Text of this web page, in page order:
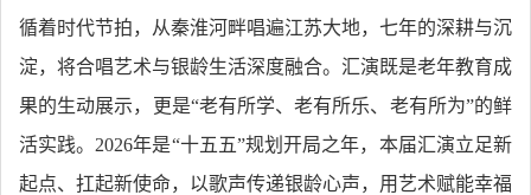
循着时代节拍，从秦淮河畔唱遍江苏大地，七年的深耕与沉
淀，将合唱艺术与银龄生活深度融合。汇演既是老年教育成
果的生动展示，更是“老有所学、老有所乐、老有所为”的鲜
活实践。2026年是“十五五”规划开局之年，本届汇演立足新
起点、扛起新使命，以歌声传递银龄心声，用艺术赋能幸福